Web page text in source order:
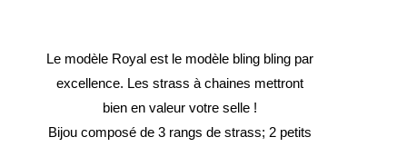
Le modèle Royal est le modèle bling bling par
excellence. Les strass à chaines mettront
bien en valeur votre selle !
Bijou composé de 3 rangs de strass; 2 petits